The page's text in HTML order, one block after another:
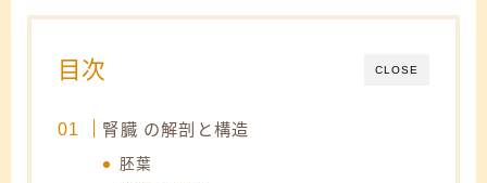
CLOSE
目次
腎臓 の解剖と構造
胚葉